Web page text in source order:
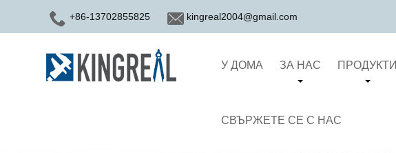
+86-13702855825 kingreal2004@gmail.com
У ДОМА ЗА НАС ПРОДУКТИ
СВЪРЖЕТЕ СЕ С НАС